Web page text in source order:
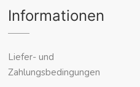
Informationen
Liefer- und
Zahlungsbedingungen